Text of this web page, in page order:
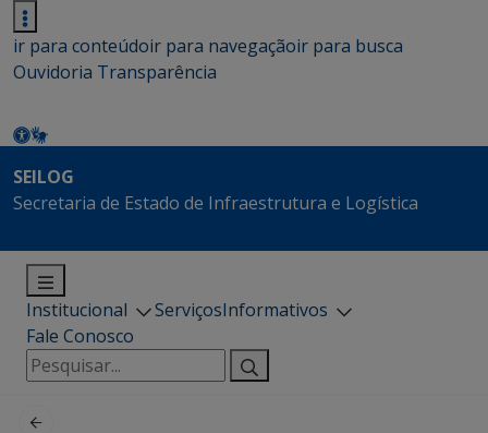
ir para conteúdoir para navegaçãoir para busca
Ouvidoria Transparência
SEILOG
Secretaria de Estado de Infraestrutura e Logística
Institucional ServiçosInformativos
Fale Conosco
Pesquisar
por: